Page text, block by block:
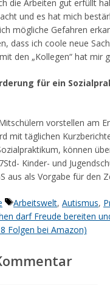
die Arbeiten gut erfüllt
und es hat mich
mögliche Gefahren
dass ich coole neue
den „Kollegen“ hat mir
für ein
vorstellen am
mit täglichen
können
Kinder- und
aus als Vorgabe für den
Schlagwörter
Arbeitswelt, Autismus,
darf Freude bereiten
Folgen bei Amazon)